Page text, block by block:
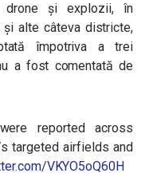
drone și explozii, în
și alte câteva districte,
împotriva a trei
a fost comentată de
reported across
targeted airfields and
VKYO5oQ60H